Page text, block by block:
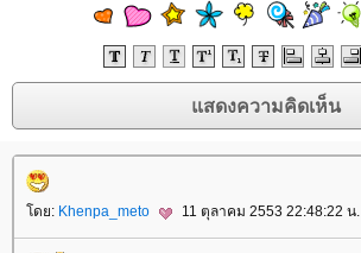
ดย: Khenpa_meto 11 ตุลาคม 2553 22:48:22 น.